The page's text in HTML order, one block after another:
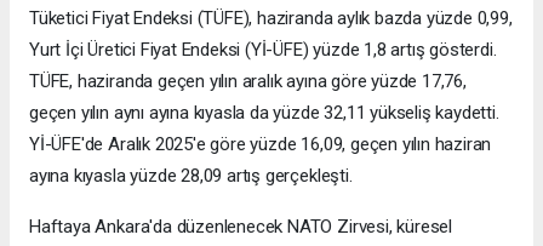
Tüketici Fiyat Endeksi (TÜFE), haziranda aylık bazda yüzde 0,99,
Yurt İçi Üretici Fiyat Endeksi (Yİ-ÜFE) yüzde 1,8 artış gösterdi.
TÜFE, haziranda geçen yılın aralık ayına göre yüzde 17,76,
geçen yılın aynı ayına kıyasla da yüzde 32,11 yükseliş kaydetti.
Yİ-ÜFE'de Aralık 2025'e göre yüzde 16,09, geçen yılın haziran
ayına kıyasla yüzde 28,09 artış gerçekleşti.
Haftaya Ankara'da düzenlenecek NATO Zirvesi, küresel